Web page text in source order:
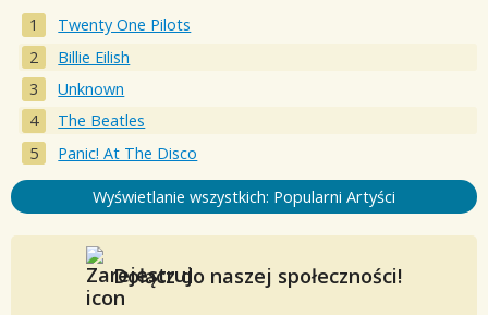
Twenty One Pilots
Billie Eilish
Unknown
The Beatles
Panic! At The Disco
Wyświetlanie wszystkich: Popularni Artyści
Dołącz do naszej społeczności!